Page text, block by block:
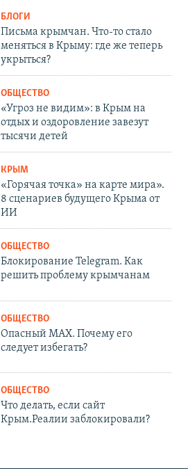
БЛОГИ
Письма крымчан. Что-то стало
меняться в Крыму: где же теперь
укрыться?
ОБЩЕСТВО
«Угроз не видим»: в Крым на
отдых и оздоровление завезут
тысячи детей
КРЫМ
«Горячая точка» на карте мира».
8 сценариев будущего Крыма от
ИИ
ОБЩЕСТВО
Блокирование Telegram. Как
решить проблему крымчанам
ОБЩЕСТВО
Опасный MAX. Почему его
следует избегать?
ОБЩЕСТВО
Что делать, если сайт
Крым.Реалии заблокировали?